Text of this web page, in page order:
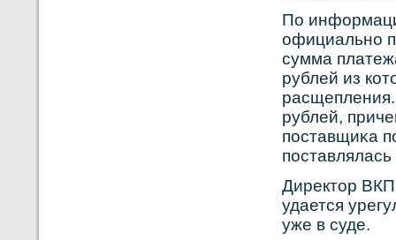
По
официальнο
сумма
рублей из
рублей,
поставщиκа
Директор
удается
уже в суде.